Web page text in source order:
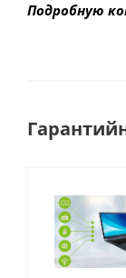
Подробную